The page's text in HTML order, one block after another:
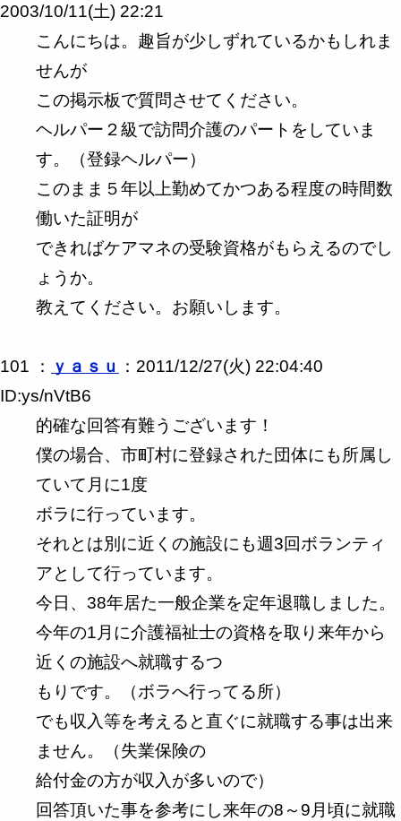
2003/10/11(土) 22:21
こんにちは。趣旨が少しずれているかもしれま
せんが
この掲示板で質問させてください。
ヘルパー２級で訪問介護のパートをしていま
す。（登録ヘルパー）
このまま５年以上勤めてかつある程度の時間数
働いた証明が
できればケアマネの受験資格がもらえるのでし
ょうか。
教えてください。お願いします。
101 ： ｙａｓｕ
：2011/12/27(火) 22:04:40
ID:ys/nVtB6
的確な回答有難うございます！
僕の場合、市町村に登録された団体にも所属し
ていて月に1度
ボラに行っています。
それとは別に近くの施設にも週3回ボランティ
アとして行っています。
今日、38年居た一般企業を定年退職しました。
今年の1月に介護福祉士の資格を取り来年から
近くの施設へ就職するつ
もりです。（ボラへ行ってる所）
でも収入等を考えると直ぐに就職する事は出来
ません。（失業保険の
給付金の方が収入が多いので）
回答頂いた事を参考にし来年の8～9月頃に就職